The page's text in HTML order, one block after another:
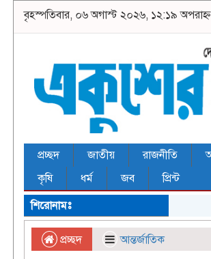
বৃহস্পতিবার, ০৬ অগাস্ট ২০২৬, ১২:১৯ অপরাহ্ন
প্রচ্ছদ জাতীয় রাজনীতি
কৃষি
ধর্ম জব
প্রিন্ট
শিরোনামঃ
প্রচ্ছদ আন্তর্জাতিক